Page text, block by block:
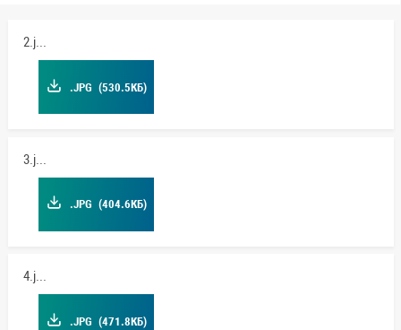
2.jpg
.JPG (530.5КБ)
3.jpg
.JPG (404.6КБ)
4.jpg
.JPG (471.8КБ)